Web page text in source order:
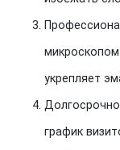
укрепляет
график